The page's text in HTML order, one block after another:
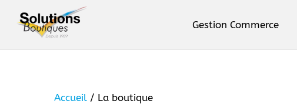
Gestion Commerce
Accueil / La boutique